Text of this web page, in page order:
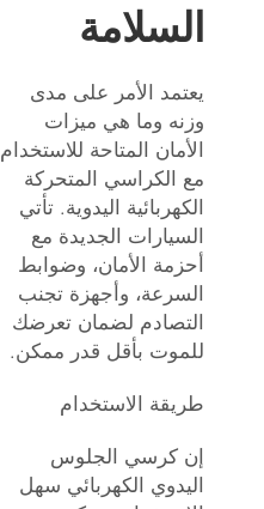
السلامة
يعتمد الأمر على مدى
وزنه وما هي ميزات
الأمان المتاحة للاستخدام
مع الكراسي المتحركة
الكهربائية اليدوية. تأتي
السيارات الجديدة مع
أحزمة الأمان، وضوابط
السرعة، وأجهزة تجنب
التصادم لضمان تعرضك
للموت بأقل قدر ممكن.
طريقة الاستخدام
إن كرسي الجلوس
اليدوي الكهربائي سهل